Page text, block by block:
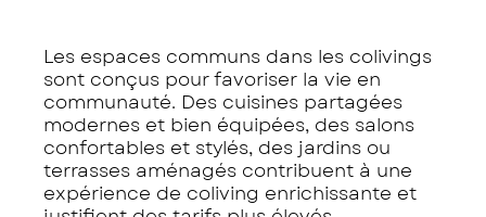
Les espaces communs dans les colivings
sont conçus pour favoriser la vie en
communauté. Des cuisines partagées
modernes et bien équipées, des salons
confortables et stylés, des jardins ou
terrasses aménagés contribuent à une
expérience de coliving enrichissante et